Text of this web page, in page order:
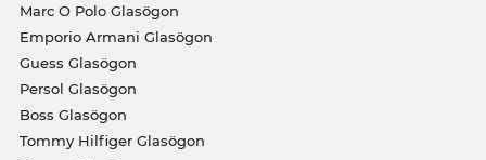
Marc O Polo Glasögon
Emporio Armani Glasögon
Guess Glasögon
Persol Glasögon
Boss Glasögon
Tommy Hilfiger Glasögon